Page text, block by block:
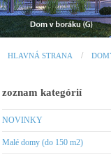
HLAVNÁ STRANA
zoznam kategórií
NOVINKY
Malé domy (do 150 m2)